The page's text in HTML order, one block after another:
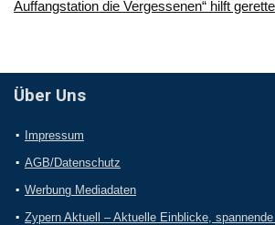
Auffangstation die Vergessenen“ hilft
Über Uns
Impressum
AGB/Datenschutz
Werbung Mediadaten
Zypern Aktuell – Aktuelle Einblicke, spannende